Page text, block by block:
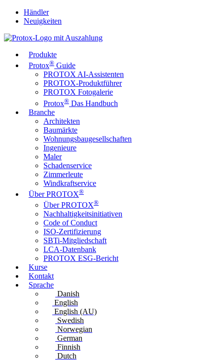
Händler
Neuigkeiten
Produkte
Protox® Guide
PROTOX AI-Assistenten
PROTOX-Produktführer
PROTOX Fotogalerie
Protox® Das Handbuch
Branche
Architekten
Baumärkte
Wohnungsbaugesellschaften
Ingenieure
Maler
Schadenservice
Zimmerleute
Windkraftservice
Über PROTOX®
Über PROTOX®
Nachhaltigkeitsinitiativen
Code of Conduct
ISO-Zertifizierung
SBTi-Mitgliedschaft
LCA-Datenbank
PROTOX ESG-Bericht
Kurse
Kontakt
Sprache
Danish
English
English (AU)
Swedish
Norwegian
German
Finnish
Dutch